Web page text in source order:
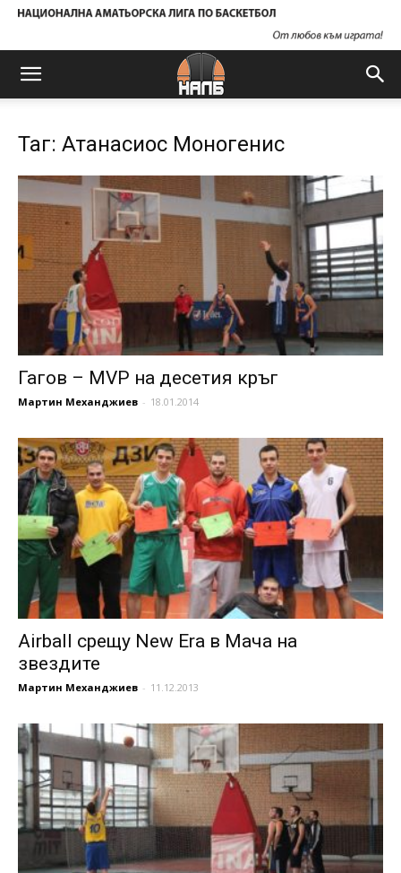
Таг: Атанасиос Моногенис
Гагов – MVP на десетия кръг
Мартин Механджиев - 18.01.2014
Airball срещу New Era в Мача на
звездите
Мартин Механджиев - 11.12.2013